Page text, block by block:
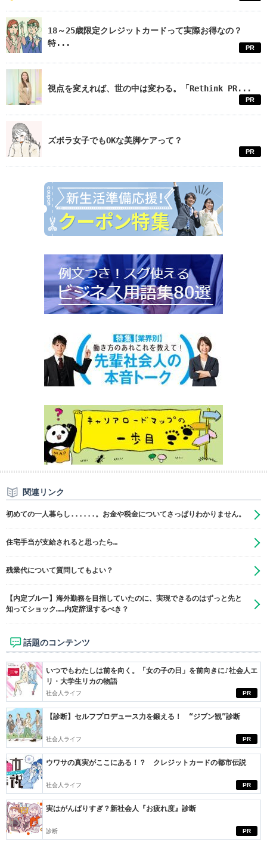
18～25歳限定クレジットカードって実際お得なの？
特...
PR
視点を変えれば、世の中は変わる。「Rethink PR...
PR
ズボラ女子でもOKな美脚ケアって？
PR
関連リンク
初めての一人暮らし......。お金や税金についてさっぱりわかりません。
住宅手当が支給されると思ったら…
残業代について質問してもよい？
【内定ブルー】海外勤務を目指していたのに、実現できるのはずっと先と
知ってショック……内定辞退するべき？
話題のコンテンツ
PR
いつでもわたしは前を向く。「女の子の日」を前向きに♪社会人エ
リ・大学生リカの物語
社会人ライフ
PR
【診断】セルフプロデュース力を鍛える！ “ジブン観”診断
社会人ライフ
PR
ウワサの真実がここにある！？ クレジットカードの都市伝説
社会人ライフ
PR
実はがんばりすぎ？新社会人『お疲れ度』診断
診断